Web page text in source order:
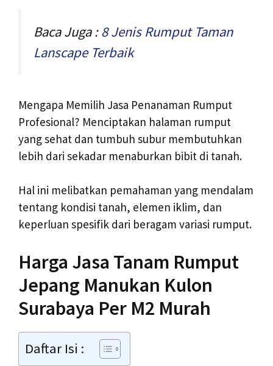
Baca Juga :8 Jenis Rumput Taman
Lanscape Terbaik
Mengapa Memilih Jasa Penanaman Rumput
Profesional? Menciptakan halaman rumput
yang sehat dan tumbuh subur membutuhkan
lebih dari sekadar menaburkan bibit di tanah.
Hal ini melibatkan pemahaman yang mendalam
tentang kondisi tanah, elemen iklim, dan
keperluan spesifik dari beragam variasi rumput.
Harga Jasa Tanam Rumput
Jepang Manukan Kulon
Surabaya Per M2 Murah
Daftar Isi :